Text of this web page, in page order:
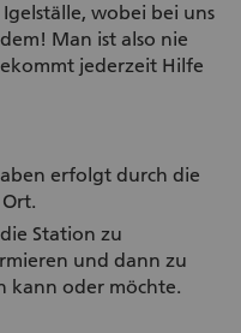
wobei bei uns
Man ist also nie
jederzeit Hilfe
erfolgt durch die
Station zu
und dann zu
kann oder möchte.